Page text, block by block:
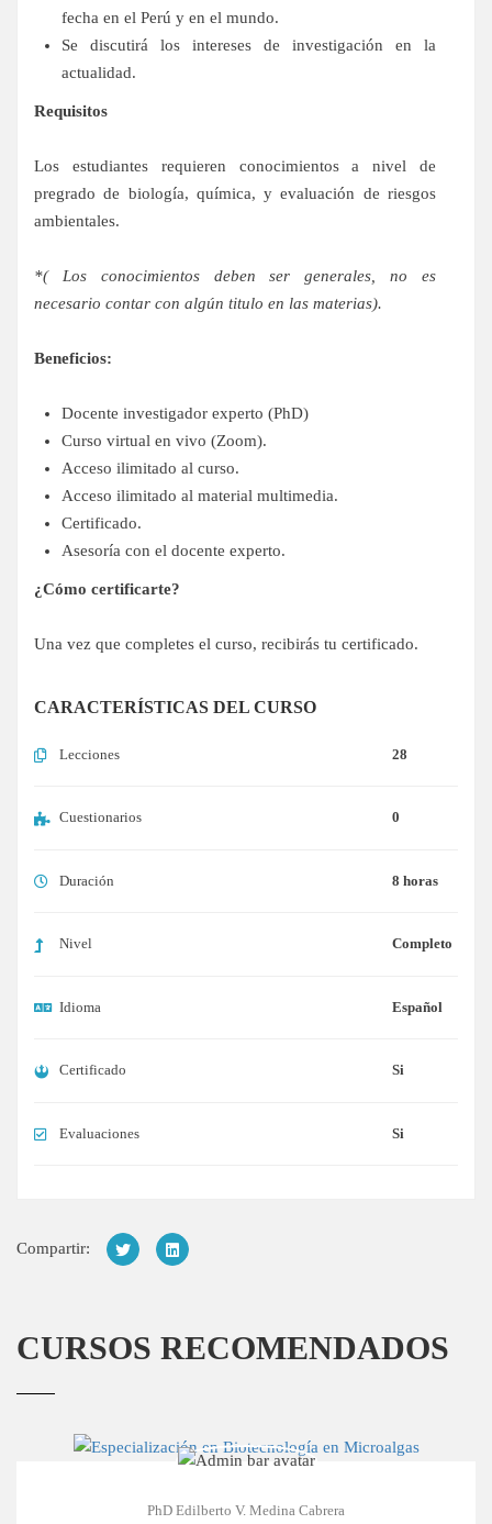
fecha en el Perú y en el mundo.
Se discutirá los intereses de investigación en la
actualidad.
Requisitos
Los estudiantes requieren conocimientos a nivel de
pregrado de biología, química, y evaluación de riesgos
ambientales.
*( Los conocimientos deben ser generales, no es
necesario contar con algún titulo en las materias).
Beneficios:
Docente investigador experto (PhD)
Curso virtual en vivo (Zoom).
Acceso ilimitado al curso.
Acceso ilimitado al material multimedia.
Certificado.
Asesoría con el docente experto.
¿Cómo certificarte?
Una vez que completes el curso, recibirás tu certificado.
CARACTERÍSTICAS DEL CURSO
Lecciones 28
Cuestionarios 0
Duración 8 horas
Nivel Completo
Idioma Español
Certificado Si
Evaluaciones Si
Compartir:
CURSOS RECOMENDADOS
PhD Edilberto V. Medina Cabrera